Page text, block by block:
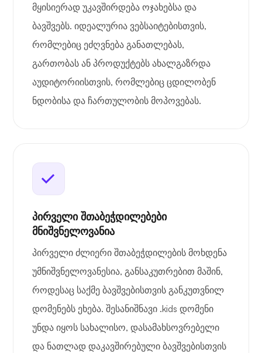
მყისიერად უკავშირდება ოჯახებსა და
ბავშვებს. იდეალურია ვებსაიტებისთვის,
რომლებიც ეძღვნება განათლებას,
გართობას ან პროდუქტებს ახალგაზრდა
აუდიტორიისთვის, რომლებიც ცდილობენ
ნდობისა და ჩართულობის მოპოვებას.
პირველი შთაბეჭდილებები
მნიშვნელოვანია
პირველი ძლიერი შთაბეჭდილების მოხდენა
უმნიშვნელოვანესია, განსაკუთრებით მაშინ,
როდესაც საქმე ბავშვებისთვის განკუთვნილ
დომენებს ეხება. შესანიშნავი .kids დომენი
უნდა იყოს სახალისო, დასამახსოვრებელი
და ნათლად დაკავშირებული ბავშვებისთვის